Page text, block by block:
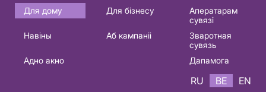
Основная
навигация
Для дому Для бізнесу
Аператарам
сувязі
Навіны
Аб кампаніі
Зваротная
сувязь
Адно акно
Дапамога
RU BE EN